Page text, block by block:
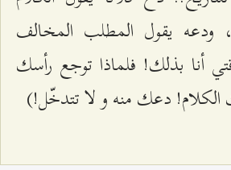
ودعه يقول المطلب المخالف
أنا بذلك! فلماذا توجع رأسك
دعك منه و لا تتدخّل!)